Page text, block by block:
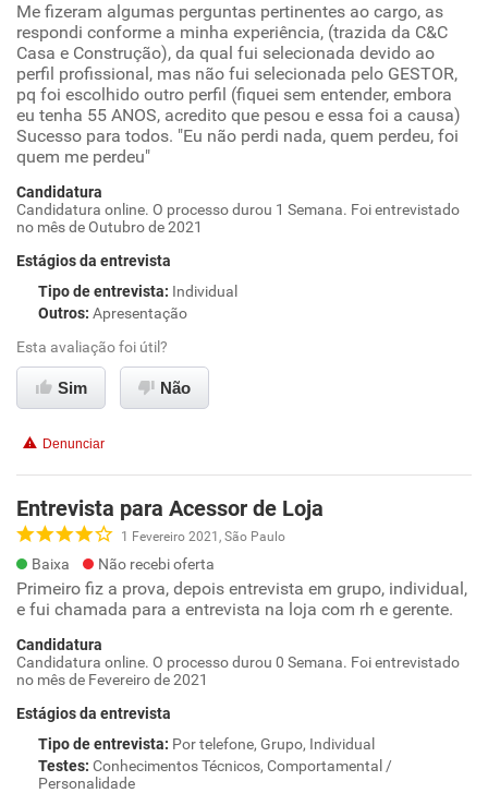
Me fizeram algumas perguntas pertinentes ao cargo, as
respondi conforme a minha experiência, (trazida da C&C
Casa e Construção), da qual fui selecionada devido ao
perfil profissional, mas não fui selecionada pelo GESTOR,
pq foi escolhido outro perfil (fiquei sem entender, embora
eu tenha 55 ANOS, acredito que pesou e essa foi a causa)
Sucesso para todos. "Eu não perdi nada, quem perdeu, foi
quem me perdeu"
Candidatura
Candidatura online. O processo durou 1 Semana. Foi entrevistado
no mês de Outubro de 2021
Estágios da entrevista
Tipo de entrevista: Individual
Outros: Apresentação
Esta avaliação foi útil?
Sim Não
Denunciar
Entrevista para Acessor de Loja
1 Fevereiro 2021, São Paulo
Baixa Não recebi oferta
Primeiro fiz a prova, depois entrevista em grupo, individual,
e fui chamada para a entrevista na loja com rh e gerente.
Candidatura
Candidatura online. O processo durou 0 Semana. Foi entrevistado
no mês de Fevereiro de 2021
Estágios da entrevista
Tipo de entrevista: Por telefone, Grupo, Individual
Testes: Conhecimentos Técnicos, Comportamental /
Personalidade